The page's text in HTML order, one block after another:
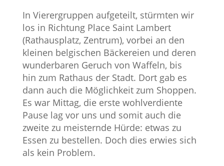
In Vierergruppen aufgeteilt, stürmten wir
los in Richtung Place Saint Lambert
(Rathausplatz, Zentrum), vorbei an den
kleinen belgischen Bäckereien und deren
wunderbaren Geruch von Waffeln, bis
hin zum Rathaus der Stadt. Dort gab es
dann auch die Möglichkeit zum Shoppen.
Es war Mittag, die erste wohlverdiente
Pause lag vor uns und somit auch die
zweite zu meisternde Hürde: etwas zu
Essen zu bestellen. Doch dies erwies sich
als kein Problem.